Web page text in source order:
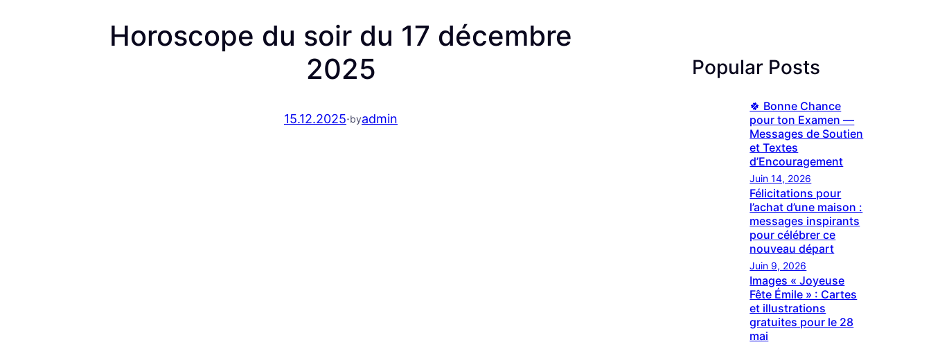
Horoscope du soir du 17 décembre
2025
15.12.2025·byadmin
Popular Posts
🍀 Bonne Chance
pour ton Examen —
Messages de Soutien
et Textes
d’Encouragement
Juin 14, 2026
Félicitations pour
l’achat d’une maison :
messages inspirants
pour célébrer ce
nouveau départ
Juin 9, 2026
Images « Joyeuse
Fête Émile » : Cartes
et illustrations
gratuites pour le 28
mai